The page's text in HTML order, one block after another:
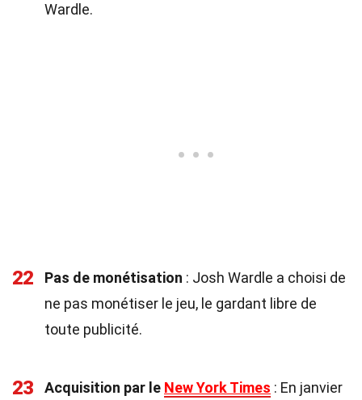
Wardle.
22 Pas de monétisation : Josh Wardle a choisi de
ne pas monétiser le jeu, le gardant libre de
toute publicité.
23 Acquisition par le New York Times : En janvier